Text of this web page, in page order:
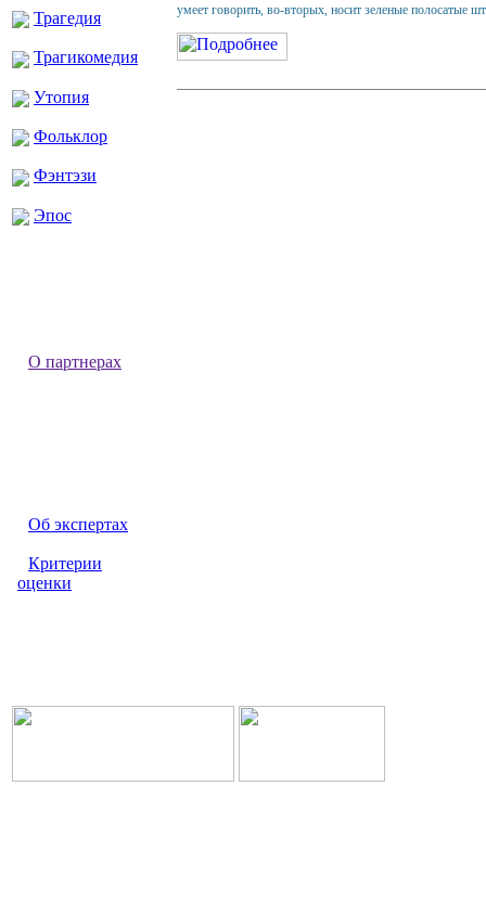
Трагедия
Трагикомедия
Утопия
Фольклор
Фэнтэзи
Эпос
О партнерах
Об экспертах
Критерии
оценки
умеет говорить, во-вторых, носит зеленые полосатые